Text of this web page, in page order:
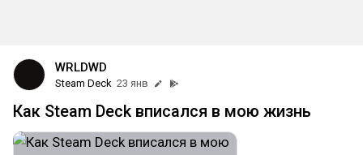
WRLDWD
Steam Deck 23 янв
Как Steam Deck вписался в мою жизнь